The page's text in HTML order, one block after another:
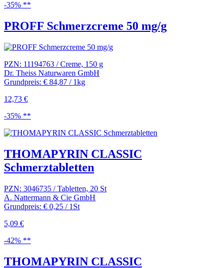
-35% **
PROFF Schmerzcreme 50 mg/g
PZN: 11194763 / Creme, 150 g
Dr. Theiss Naturwaren GmbH
Grundpreis: € 84,87 / 1kg
12,73 €
-35% **
THOMAPYRIN CLASSIC
Schmerztabletten
PZN: 3046735 / Tabletten, 20 St
A. Nattermann & Cie GmbH
Grundpreis: € 0,25 / 1St
5,09 €
-42% **
THOMAPYRIN CLASSIC